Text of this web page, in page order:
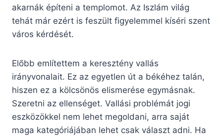
akarnák építeni a templomot. Az Iszlám világ
tehát már ezért is feszült figyelemmel kíséri szent
város kérdését.
Előbb említettem a keresztény vallás
irányvonalait. Ez az egyetlen út a békéhez talán,
hiszen ez a kölcsönös elismerése egymásnak.
Szeretni az ellenséget. Vallási problémát jogi
eszközökkel nem lehet megoldani, arra saját
maga kategóriájában lehet csak választ adni. Ha